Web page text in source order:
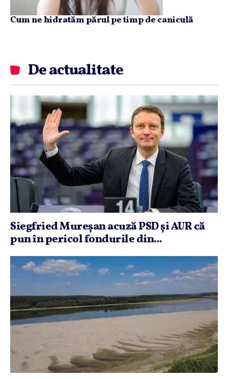
Cum ne hidratăm părul pe timp de caniculă
De actualitate
Siegfried Mureşan acuză PSD şi AUR că
pun în pericol fondurile din...